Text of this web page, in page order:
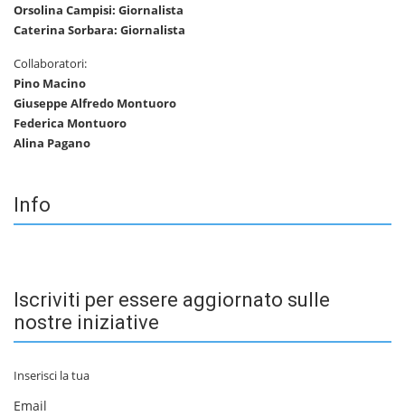
Orsolina Campisi: Giornalista
Caterina Sorbara: Giornalista
Collaboratori:
Pino Macino
Giuseppe Alfredo Montuoro
Federica Montuoro
Alina Pagano
Info
Iscriviti per essere aggiornato sulle
nostre iniziative
Inserisci la tua
Email